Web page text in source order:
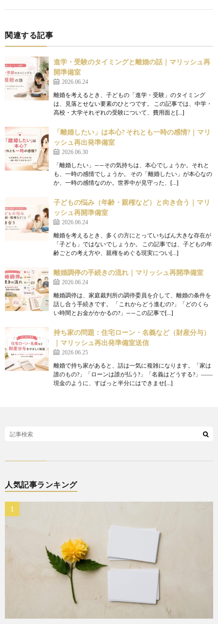
関連する記事
進学・受験のタイミングと離婚の話｜マリッシュ再
開準備室
2026.06.24
離婚を考えるとき、子どもの「進学・受験」のタイミング
は、見落とせない要素のひとつです。 この記事では、中学・
高校・大学それぞれの受験について、費用面と[…]
「離婚したい」は本心? それとも一時の感情?｜マリ
ッシュ再出発準備室
2026.06.30
「離婚したい」——その気持ちは、本心でしょうか。それと
も、一時の感情でしょうか。 その「離婚したい」が本心なの
か、一時の感情なのか。世界中が見守った、[…]
子どもの悩み（年齢・親権など）と向き合う｜マリ
ッシュ再開準備室
2026.06.24
離婚を考えるとき、多くの方にとっていちばん大きな存在が
「子ども」ではないでしょうか。 この記事では、子どもの年
齢ごとの考え方や、親権をめぐる現実につい[…]
離婚調停の手続きの流れ｜マリッシュ再開準備室
2026.06.24
離婚調停は、家庭裁判所の調停委員を介して、離婚の条件を
話し合う手続きです。 「これからどう進むの?」「どのくら
い時間とお金がかかるの?」——この記事で[…]
持ち家の問題：住宅ローン・名義など（財産分与）
｜マリッシュ再出発準備室送信
2026.06.25
離婚で持ち家があると、話は一気に複雑になります。「家は
誰のもの?」「ローンは誰が払う?」「名義はどうする?」――
現金のように、すぱっと半分にはできませ[…]
人気記事ランキング